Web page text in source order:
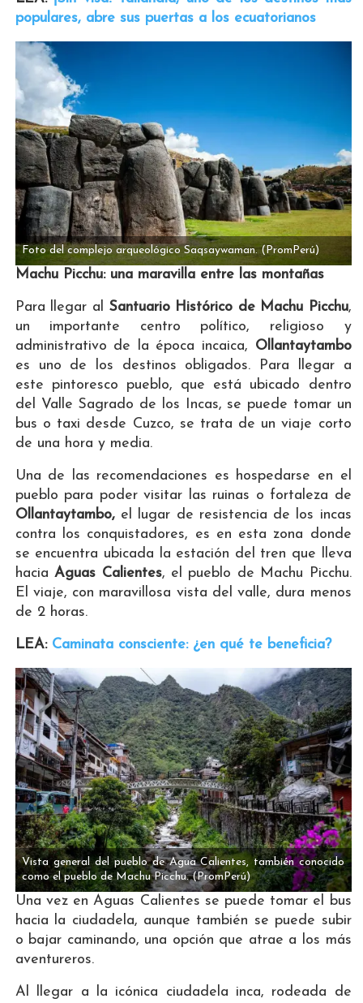
populares, abre sus puertas a los ecuatorianos
Foto del complejo arqueológico Saqsaywaman. (PromPerú)
Machu Picchu: una maravilla entre las montañas
Para llegar al Santuario Histórico de Machu Picchu,
un importante centro político, religioso y
administrativo de la época incaica, Ollantaytambo
es uno de los destinos obligados. Para llegar a
este pintoresco pueblo, que está ubicado dentro
del Valle Sagrado de los Incas, se puede tomar un
bus o taxi desde Cuzco, se trata de un viaje corto
de una hora y media.
Una de las recomendaciones es hospedarse en el
pueblo para poder visitar las ruinas o fortaleza de
Ollantaytambo, el lugar de resistencia de los incas
contra los conquistadores, es en esta zona donde
se encuentra ubicada la estación del tren que lleva
haciaAguas Calientes, el pueblo de Machu Picchu.
El viaje, con maravillosa vista del valle, dura menos
de 2 horas.
LEA: Caminata consciente: ¿en qué te beneficia?
Vista general del pueblo de Agua Calientes, también conocido
como el pueblo de Machu Picchu.(PromPerú)
Una vez en Aguas Calientes se puede tomar el bus
hacia la ciudadela, aunque también se puede subir
o bajar caminando, una opción que atrae a los más
aventureros.
Al llegar a la icónica ciudadela inca, rodeada de